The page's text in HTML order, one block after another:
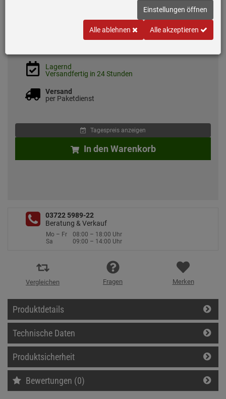
Lagernd
Versandfertig in 24 Stunden
Versand
per Paketdienst
Tagespreis anzeigen
In den Warenkorb
03722 5989-22
Beratung & Verkauf
Mo – Fr
08:00 – 18:00 Uhr
Sa
09:00 – 14:00 Uhr
Vergleichen Fragen Merken
Produktdetails
Technische Daten
Produktsicherheit
Bewertungen (0)
Einstellungen öffnen
Alle ablehnen Alle akzeptieren